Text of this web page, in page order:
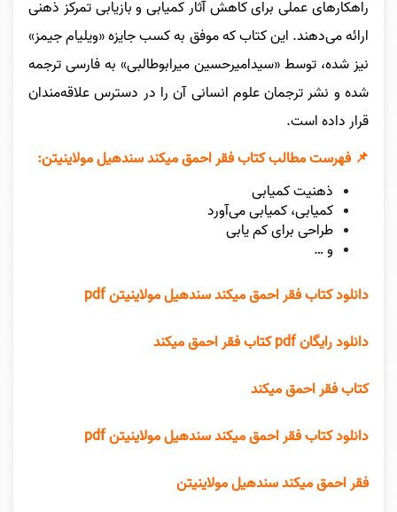
راهکارهای عملی برای کاهش آثار کمیابی و بازیابی تمرکز ذهنی
ارائه می‌دهند. این کتاب که موفق به کسب جایزه «ویلیام جیمز»
نیز شده، توسط «سیدامیرحسین میرابوطالبی» به فارسی ترجمه
شده و نشر ترجمان علوم انسانی آن را در دسترس علاقه‌مندان
قرار داده است.
📌 فهرست مطالب کتاب فقر احمق میکند سندهیل مولاینیتن:
ذهنیت کمیابی
کمیابی، کمیابی می‌آورد
طراحی برای کم یابی
و …
دانلود کتاب فقر احمق میکند سندهیل مولاینیتن pdf
دانلود رایگان pdf کتاب فقر احمق میکند
کتاب فقر احمق میکند
دانلود کتاب فقر احمق میکند سندهیل مولاینیتن pdf
فقر احمق میکند سندهیل مولاینیتن